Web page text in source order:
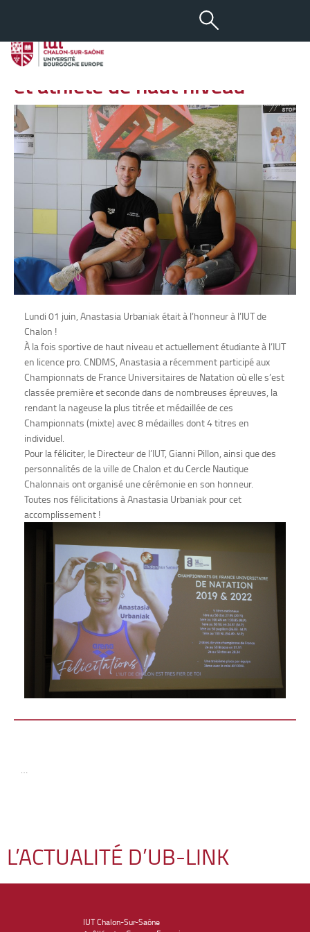
aA - +
02 JUIN 2022
Anastasia Urbaniak, étudiante
et athlète de haut niveau
Lundi 01 juin, Anastasia Urbaniak était à l’honneur à l’IUT de
Chalon !
À la fois sportive de haut niveau et actuellement étudiante à l’IUT
en licence pro. CNDMS, Anastasia a récemment participé aux
Championnats de France Universitaires de Natation où elle s’est
classée première et seconde dans de nombreuses épreuves, la
rendant la nageuse la plus titrée et médaillée de ces
Championnats (mixte) avec 8 médailles dont 4 titres en
individuel.
Pour la féliciter, le Directeur de l’IUT, Gianni Pillon, ainsi que des
personnalités de la ville de Chalon et du Cercle Nautique
Chalonnais ont organisé une cérémonie en son honneur.
Toutes nos félicitations à Anastasia Urbaniak pour cet
accomplissement !
L’ACTUALITÉ D’UB-LINK
IUT Chalon-Sur-Saône